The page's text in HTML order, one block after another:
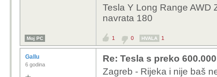
funkcionalan
300 km je realni
samo po gradu, na
Tesla Y Long Range AWD
navrata 180
Moj PC 1 0 HVALA 1
Gallu
6 godina
Re: Tesla s preko
Zagreb - Rijeka i nije baš